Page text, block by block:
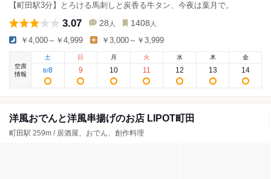
【町田駅3分】とろける馬刺しと炭香る牛タン、今夜は葉月で。
3.07 28 人 1408 人
￥4,000～￥4,999 ￥3,000～￥3,999
空席
情報
土
8/8
日
9
月
10
火
11
水
12
木
13
金
14
洋風おでんと洋風串揚げのお店 LIPOT町田
町田駅 259m / 居酒屋、おでん、創作料理